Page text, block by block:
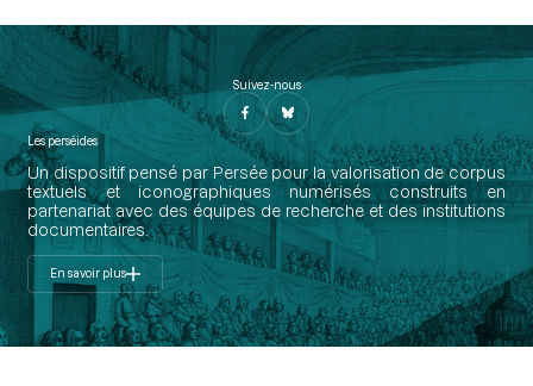
Suivez-nous
Les perséides
Un dispositif pensé par Persée pour la valorisation de corpus
textuels et iconographiques numérisés construits en
partenariat avec des équipes de recherche et des institutions
documentaires.
En savoir plus